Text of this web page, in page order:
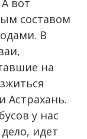
вот
составом
В
на
Астрахань.
у нас
идет